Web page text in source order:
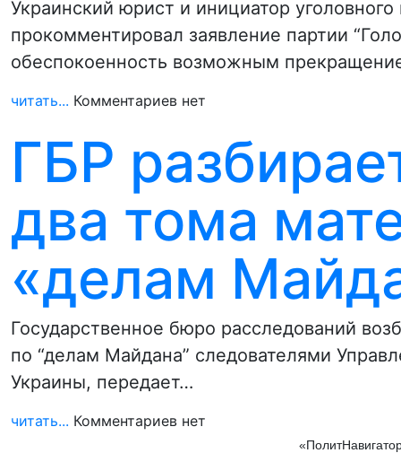
Украинский юрист и инициатор
прокомментировал заявление партии
обеспокоенность возможным
читать... Комментариев нет
ГБР
два тома
«делам
Государственное бюро расследований
по “делам Майдана” следователями
Украины, передает…
читать... Комментариев нет